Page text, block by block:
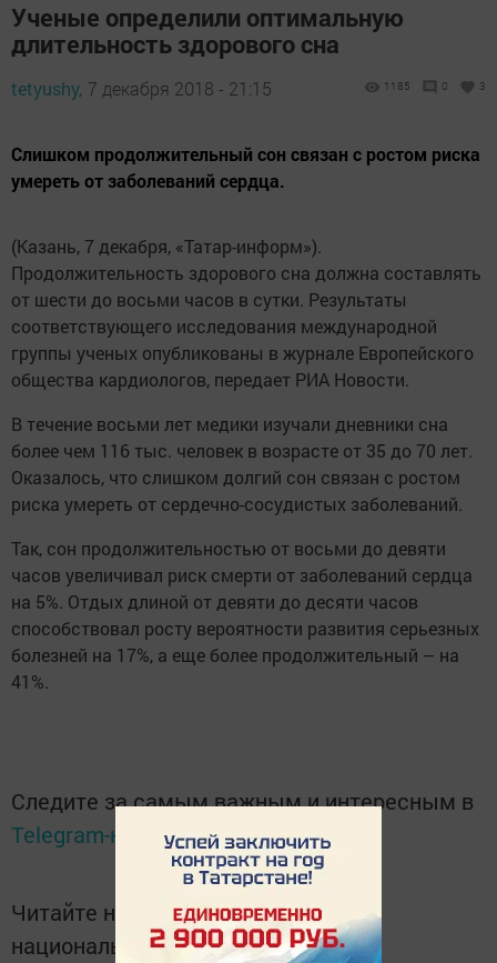
Ученые определили оптимальную
длительность здорового сна
tetyushy, 7 декабря 2018 - 21:15 1185 0 3
Слишком продолжительный сон связан с ростом риска
умереть от заболеваний сердца.
(Казань, 7 декабря, «Татар-информ»).
Продолжительность здорового сна должна составлять
от шести до восьми часов в сутки. Результаты
соответствующего исследования международной
группы ученых опубликованы в журнале Европейского
общества кардиологов, передает РИА Новости.
В течение восьми лет медики изучали дневники сна
более чем 116 тыс. человек в возрасте от 35 до 70 лет.
Оказалось, что слишком долгий сон связан с ростом
риска умереть от сердечно-сосудистых заболеваний.
Так, сон продолжительностью от восьми до девяти
часов увеличивал риск смерти от заболеваний сердца
на 5%. Отдых длиной от девяти до десяти часов
способствовал росту вероятности развития серьезных
болезней на 17%, а еще более продолжительный – на
41%.
Следите за самым важным и интересным в
Telegram-каналеТатмедиа
Читайте новости Татарстана в
национальном мессенджере MАХ: